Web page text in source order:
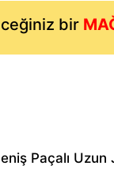
bir
Paçalı